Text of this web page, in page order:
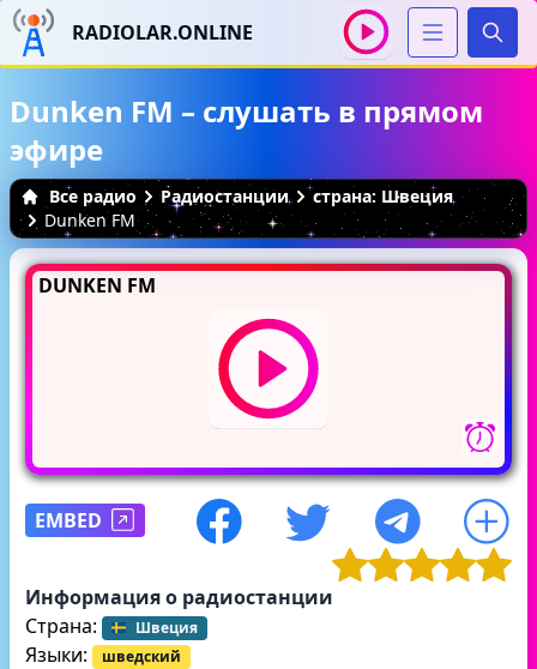
RADIOLAR.ONLINE
Dunken FM – слушать в прямом
эфире
Все радио Радиостанции
страна: Швеция
Dunken FM
DUNKEN FM
EMBED
Информация о радиостанции
Страна:
Швеция
Языки: шведский